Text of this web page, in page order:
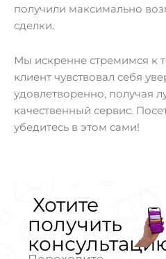
получили максимально
сделки.
Мы искренне стремимся к
клиент чувствовал себя
удовлетворенно, получая
качественный сервис.
убедитесь в этом сами!
Хотите
получить